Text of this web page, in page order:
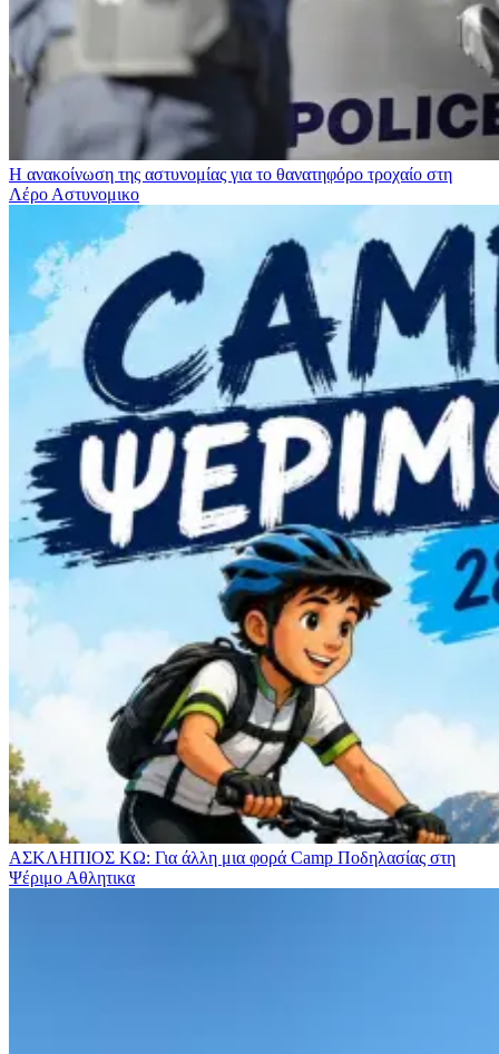
Η ανακοίνωση της αστυνομίας για το θανατηφόρο τροχαίο στη
Λέρο Αστυνομικο
ΑΣΚΛΗΠΙΟΣ ΚΩ: Για άλλη μια φορά Camp Ποδηλασίας στη
Ψέριμο Αθλητικα